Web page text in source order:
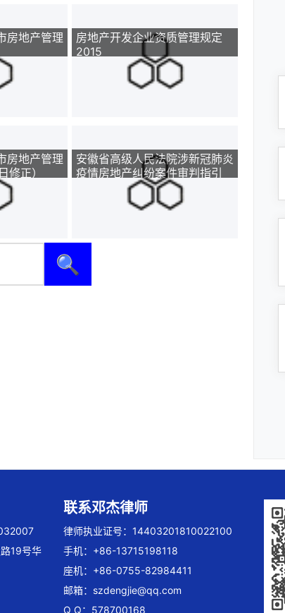
房地产管理
房地产开发企业资质管理规定
2015
房地产管理
修正）
安徽省高级人民法院涉新冠肺炎
疫情房地产纠纷案件审判指引
🔍
19号华
联系邓杰律师
律师执业证号：14403201810022100
手机：+86-13715198118
座机：+86-0755-82984411
邮箱： szdengjie@qq.com
Q Q：578700168